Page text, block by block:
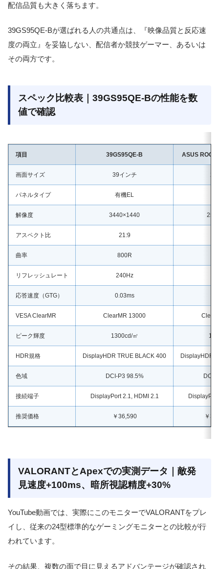
配信品質も大きく落ちます。
39GS95QE-Bが選ばれる人の共通点は、『映像品質と反応速
度の両立』を妥協しない、配信者か競技ゲーマー、あるいは
その両方です。
スペック比較表｜39GS95QE-Bの性能を数
値で確認
項目 39GS95QE-B ASUS ROG
画面サイズ 39インチ 27
パネルタイプ 有機EL
解像度 3440×1440
アスペクト比 21:9
曲率 800R
リフレッシュレート 240Hz
応答速度（GTG） 0.03ms
VESA ClearMR ClearMR 13000
ピーク輝度 1300cd/㎡
HDR規格 DisplayHDR TRUE BLACK 400 DisplayHDR
色域 DCI-P3 98.5% DCI-
接続端子 DisplayPort 2.1, HDMI 2.1
推奨価格 ￥36,590 ￥
VALORANTとApexでの実測データ｜敵発
見速度+100ms、暗所視認精度+30%
YouTube動画では、実際にこのモニターでVALORANTをプレ
イし、従来の24型標準的なゲーミングモニターとの比較が行
われています。
その結果、複数の面で目に見えるアドバンテージが確認され